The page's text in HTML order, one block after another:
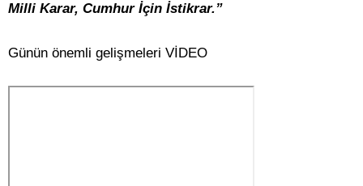
Milli Karar, Cumhur İçin İstikrar.”
Günün önemli gelişmeleri VİDEO